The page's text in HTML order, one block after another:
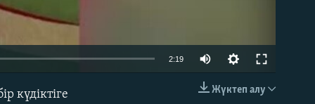
EMBED
2:19
Жүктеп алу
күдіктіге